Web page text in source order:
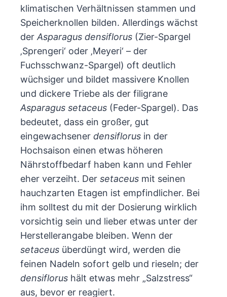
klimatischen Verhältnissen stammen und
Speicherknollen bilden. Allerdings wächst
der Asparagus densiflorus (Zier-Spargel
‚Sprengeri‘ oder ‚Meyeri‘ – der
Fuchsschwanz-Spargel) oft deutlich
wüchsiger und bildet massivere Knollen
und dickere Triebe als der filigrane
Asparagus setaceus (Feder-Spargel). Das
bedeutet, dass ein großer, gut
eingewachsener densiflorus in der
Hochsaison einen etwas höheren
Nährstoffbedarf haben kann und Fehler
eher verzeiht. Der setaceus mit seinen
hauchzarten Etagen ist empfindlicher. Bei
ihm solltest du mit der Dosierung wirklich
vorsichtig sein und lieber etwas unter der
Herstellerangabe bleiben. Wenn der
setaceus überdüngt wird, werden die
feinen Nadeln sofort gelb und rieseln; der
densiflorus hält etwas mehr „Salzstress“
aus, bevor er reagiert.